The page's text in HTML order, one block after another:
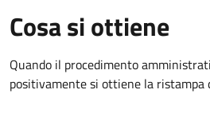
Cosa si ottiene
Quando il procedimento
positivamente si ottiene la ristampa